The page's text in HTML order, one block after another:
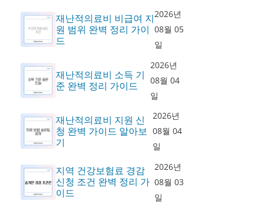
재난적의료비 비급여 지
원 범위 완벽 정리 가이
드
2026년
08월 05
일
재난적의료비 소득 기
준 완벽 정리 가이드
2026년
08월 04
일
재난적의료비 지원 신
청 완벽 가이드 알아보
기
2026년
08월 04
일
지역 건강보험료 경감
신청 조건 완벽 정리 가
이드
2026년
08월 03
일